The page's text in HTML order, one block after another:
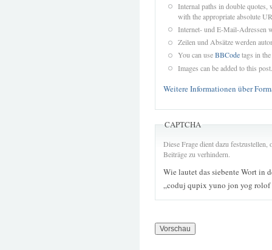
Internal paths in double quotes,
with the appropriate absolute
Internet- und E-Mail-Adressen
Zeilen und Absätze werden
You can useBBCodetags in
Images can be added to this post.
Weitere Informationen über
CAPTCHA
Diese Frage dient dazu
Beiträge zu verhindern.
Wie lautet das siebente Wort in
„coduj qupix yuno jon yog